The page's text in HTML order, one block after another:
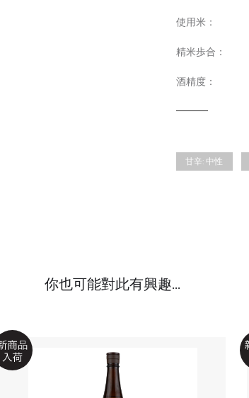
使用米：
精米歩合：
酒精度：
甘辛: 中性
你也可能對此有興趣...